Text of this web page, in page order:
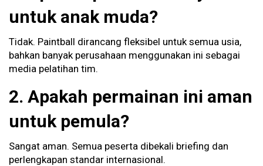
untuk anak muda?
Tidak. Paintball dirancang fleksibel untuk semua usia,
bahkan banyak perusahaan menggunakan ini sebagai
media pelatihan tim.
2. Apakah permainan ini aman
untuk pemula?
Sangat aman. Semua peserta dibekali briefing dan
perlengkapan standar internasional.